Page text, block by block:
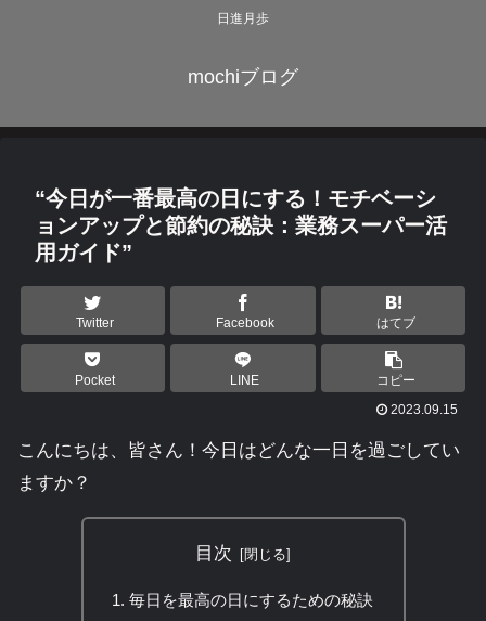
日進月歩
mochiブログ
“今日が一番最高の日にする！モチベーシ
ョンアップと節約の秘訣：業務スーパー活
用ガイド”
Twitter Facebook はてブ
Pocket LINE
コピー
2023.09.15
こんにちは、皆さん！今日はどんな一日を過ごしてい
ますか？
目次
毎日を最高の日にするための秘訣